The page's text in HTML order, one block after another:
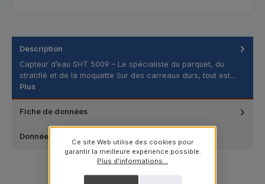
Description
Capteur d’eau SHT 5009 – Le spécialiste du parquet, du
stratifié et de la moquette Sur des carreaux durs, tout est…
Plus
Fiche de données
Données techniques
Ce site Web utilise des cookies pour
garantir la meilleure expérience possible.
Plus d'informations...